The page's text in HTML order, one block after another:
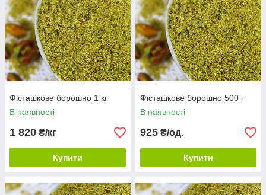
Фісташкове борошно 1 кг
В наявності
1 820 ₴/кг
Купити
Фісташкове борошно 500 г
В наявності
925 ₴/од.
Купити